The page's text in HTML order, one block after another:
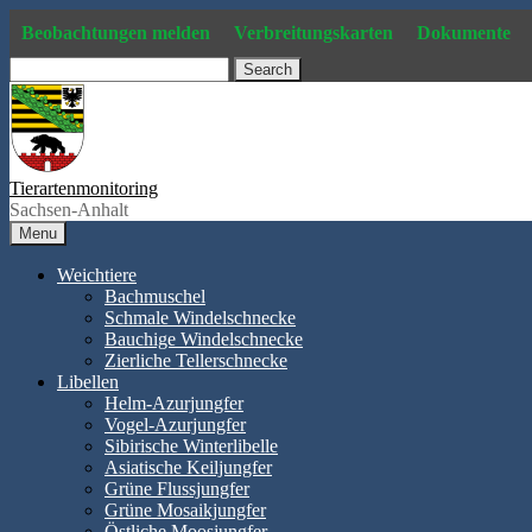
to
content
Beobachtungen melden Verbreitungskarten Dokumente
Tierartenmonitoring
Sachsen-Anhalt
Menu
Weichtiere
Bachmuschel
Schmale Windelschnecke
Bauchige Windelschnecke
Zierliche Tellerschnecke
Libellen
Helm-Azurjungfer
Vogel-Azurjungfer
Sibirische Winterlibelle
Asiatische Keiljungfer
Grüne Flussjungfer
Grüne Mosaikjungfer